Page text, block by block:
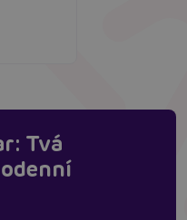
Tvá